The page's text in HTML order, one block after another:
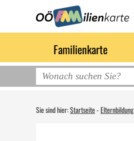
Familienkarte
Sie sind hier:Startseite-Elternbildung